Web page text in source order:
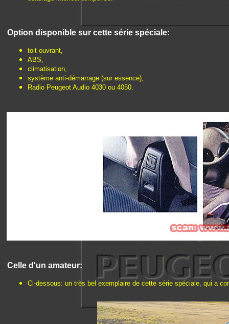
Option disponible sur cette série spéciale:
toit ouvrant,
ABS,
climatisation,
système anti-démarrage (sur essence),
Radio Peugeot Audio 4030 ou 4050.
Celle d'un amateur:
Ci-dessous: un très bel exemplaire de cette série spéciale, qui a